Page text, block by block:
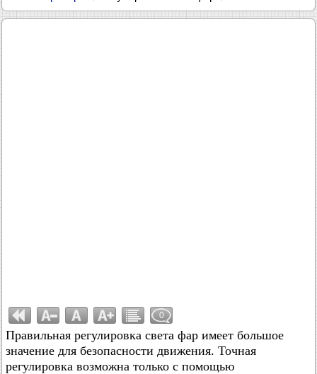
0
Правильная регулировка света фар имеет большое
значение для безопасности движения. Точная
регулировка возможна только с помощью